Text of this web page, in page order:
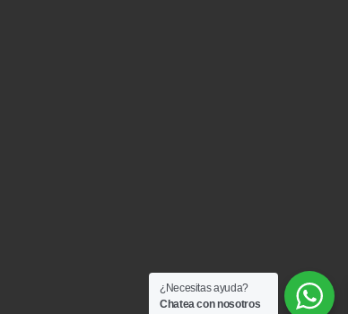
¿Necesitas ayuda?
Chatea con nosotros